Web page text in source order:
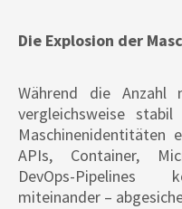
Die Explosion der
Während die Anzahl
vergleichsweise
Maschinenidentitäten
APIs, Container,
DevOps-Pipelines
miteinander –